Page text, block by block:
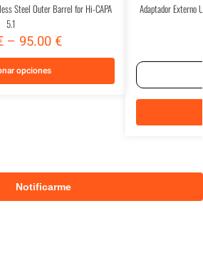
Steel Outer Barrel for Hi-CAPA
5.1
– 95.00€
opciones
Adaptador Externo